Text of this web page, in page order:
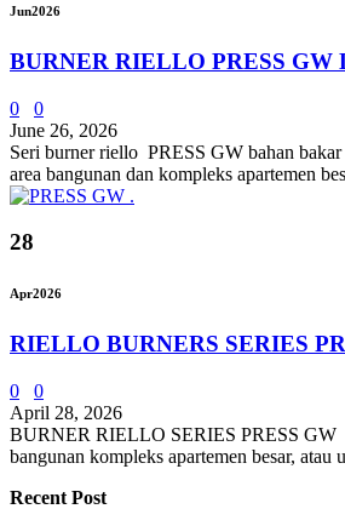
Jun2026
BURNER RIELLO PRESS
0
0
June 26, 2026
Seri burner riello PRESS GW bahan bakar
area bangunan dan kompleks apartemen
28
Apr2026
RIELLO BURNERS SERIES
0
0
April 28, 2026
BURNER RIELLO SERIES PRESS GW
bangunan kompleks apartemen besar,
Recent Post